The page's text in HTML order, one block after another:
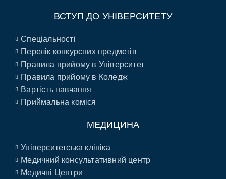
ВСТУП ДО УНІВЕРСИТЕТУ
Спеціальності
Перелік конкурсних предметів
Правила прийому в Університет
Правила прийому в Коледж
Вартість навчання
Приймальна коміся
МЕДИЦИНА
Університетська клініка
Медичний консультативний центр
Медичні Центри